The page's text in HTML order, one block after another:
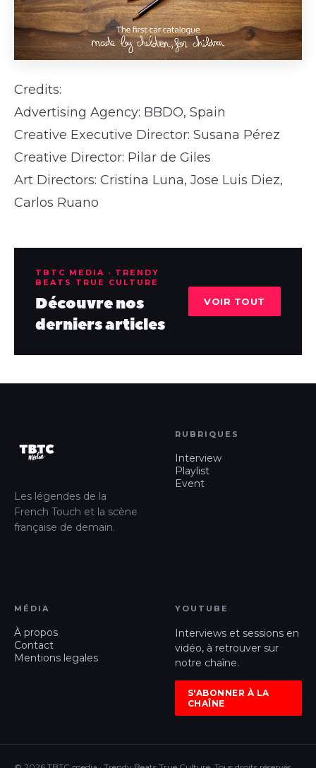
Credits:
Advertising Agency: BBDO, Spain
Creative Executive Director: Susana Pérez
Creative Director: Pilar de Giles
Art Directors: Cristina Luna, Jose Luis Diez,
Carlos Ruano
TBTC MEDIA · TRENDY
BEATS TRUE CULTURE
Découvre nos
derniers articles
VOIR TOUT
Les légendes de la
French Touch et la scène
française de demain.
RUBRIQUES
Interview
Playlist
Event
MÉDIA
À propos
Contact
Mentions legales
YOUTUBE
Interviews et sessions en
vidéo, à retrouver sur
notre chaîne.
S'ABONNER À LA
CHAÎNE